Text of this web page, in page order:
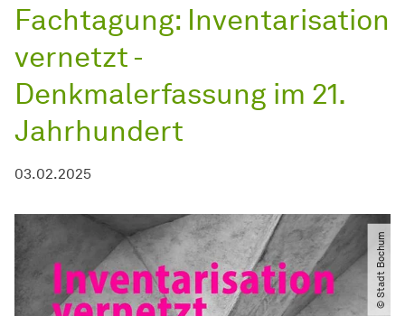
Fachtagung: Inventarisation
vernetzt -
Denkmalerfassung im 21.
Jahrhundert
03.02.2025
© Stadt Bochum